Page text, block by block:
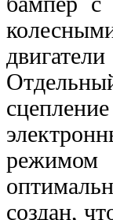
режимом
создан,